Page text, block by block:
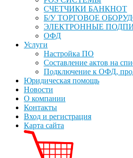
СЧЕТЧИКИ БАНКНОТ
Б/У ТОРГОВОЕ
ЭЛЕКТРОННЫЕ
ОФД
Услуги
Настройка ПО
Составление актов на
Подключение к ОФД,
Юридическая помощь
Новости
О компании
Контакты
Вход и регистрация
Карта сайта